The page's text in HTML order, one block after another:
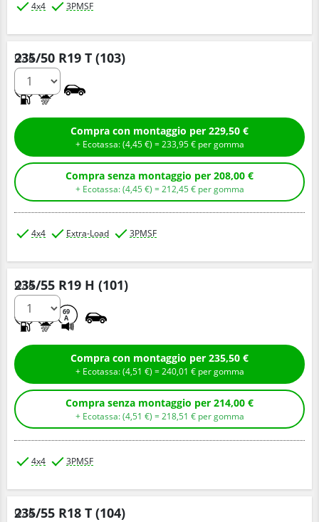
4x4 3PMSF
235/50 R19 T (103)
Q.tà
Compra con montaggio per 229,50 €
+ Ecotassa: (4,45€ ) =233,95€ per gomma
Compra senza montaggio per 208,00 €
+ Ecotassa: (4,45€ ) =212,45€ per gomma
4x4 Extra-Load 3PMSF
235/55 R19 H (101)
69
A
Q.tà
Compra con montaggio per 235,50 €
+ Ecotassa: (4,51 € ) =240,01 € per gomma
Compra senza montaggio per 214,00 €
+ Ecotassa: (4,51 € ) =218,51 € per gomma
4x4 3PMSF
235/55 R18 T (104)
Q.tà